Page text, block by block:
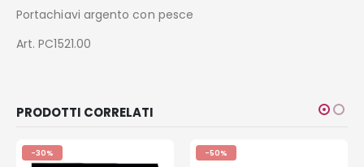
Portachiavi argento con pesce
Art. PC1521.00
PRODOTTI CORRELATI
-30% -50%